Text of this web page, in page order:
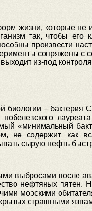
жизни, которые не
так, чтобы его
произвести
сопряжены с
из-под
биологии – бактерия
«минимальный
не содержит, как
сырую нефть
выбросами после
нефтяных пятен.
морскими
страшными